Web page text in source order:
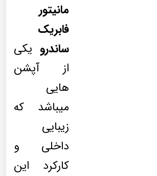
مانیتور
فابریک
ساندرو یکی
از آپشن
هایی
میباشد که
زیبایی
داخلی و
کارکرد این